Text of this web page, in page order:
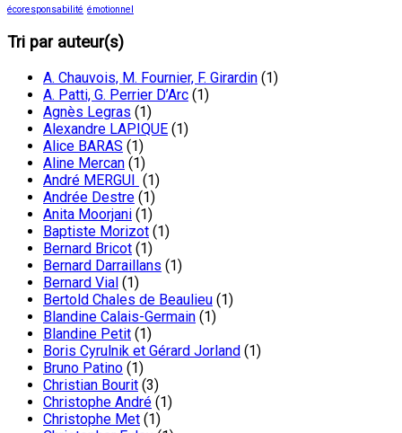
écoresponsabilité émotionnel
Tri par auteur(s)
A. Chauvois, M. Fournier, F. Girardin (1)
A. Patti, G. Perrier D’Arc (1)
Agnès Legras (1)
Alexandre LAPIQUE (1)
Alice BARAS (1)
Aline Mercan (1)
André MERGUI (1)
Andrée Destre (1)
Anita Moorjani (1)
Baptiste Morizot (1)
Bernard Bricot (1)
Bernard Darraillans (1)
Bernard Vial (1)
Bertold Chales de Beaulieu (1)
Blandine Calais-Germain (1)
Blandine Petit (1)
Boris Cyrulnik et Gérard Jorland (1)
Bruno Patino (1)
Christian Bourit (3)
Christophe André (1)
Christophe Met (1)